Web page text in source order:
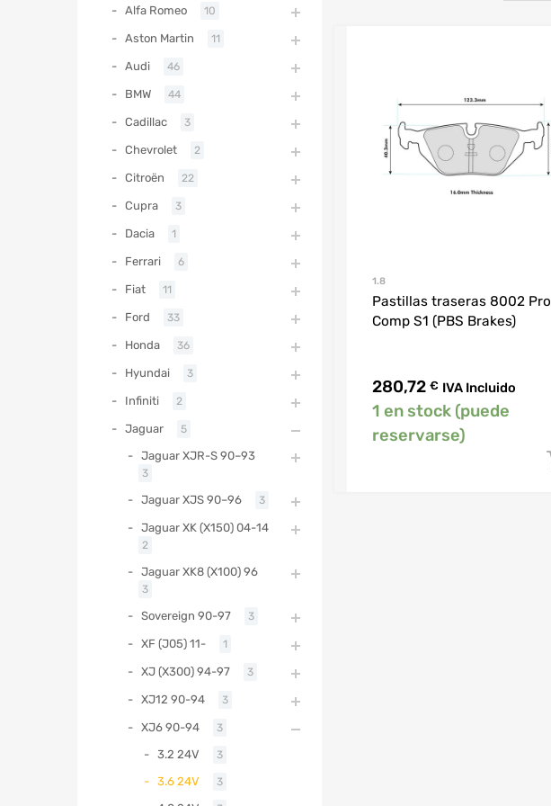
1.8
Pastillas traseras 8002 Pro
Comp S1 (PBS Brakes)
280,72 € IVA Incluido
1 en stock (puede
reservarse)
Alfa Romeo 10
Aston Martin 11
Audi 46
BMW 44
Cadillac 3
Chevrolet 2
Citroën 22
Cupra 3
Dacia 1
Ferrari 6
Fiat 11
Ford 33
Honda 36
Hyundai 3
Infiniti 2
Jaguar 5
Jaguar XJR-S 90–93
3
Jaguar XJS 90–96 3
Jaguar XK (X150) 04-14
2
Jaguar XK8 (X100) 96
3
Sovereign 90-97 3
XF (J05) 11- 1
XJ (X300) 94-97 3
XJ12 90-94 3
XJ6 90-94 3
3.2 24V 3
3.6 24V 3